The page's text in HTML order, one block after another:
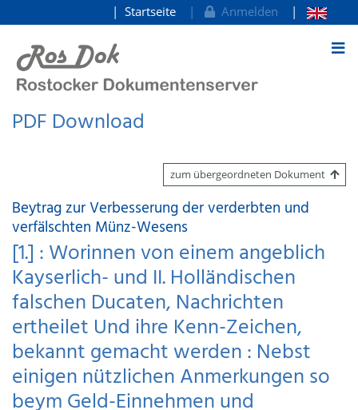
zum Inhalt
Startseite Anmelden
PDF Download
zum übergeordneten Dokument
Beytrag zur Verbesserung der verderbten und
verfälschten Münz-Wesens
[1.] : Worinnen von einem angeblich
Kayserlich- und II. Holländischen
falschen Ducaten, Nachrichten
ertheilet Und ihre Kenn-Zeichen,
bekannt gemacht werden : Nebst
einigen nützlichen Anmerkungen so
beym Geld-Einnehmen und